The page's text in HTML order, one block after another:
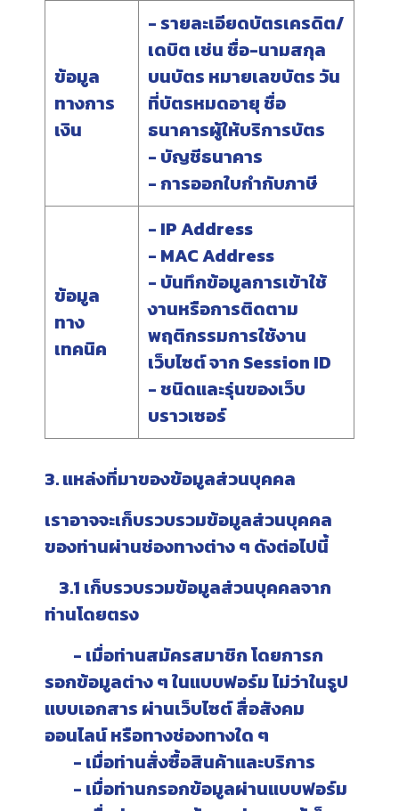
ข้อมูล
ทางการ
เงิน
- รายละเอียดบัตรเครดิต/
เดบิต เช่น ชื่อ-นามสกุล
บนบัตร หมายเลขบัตร วัน
ที่บัตรหมดอายุ ชื่อ
ธนาคารผู้ให้บริการบัตร
- บัญชีธนาคาร
- การออกใบกำกับภาษี
ข้อมูล
ทาง
เทคนิค
- IP Address
- MAC Address
- บันทึกข้อมูลการเข้าใช้
งานหรือการติดตาม
พฤติกรรมการใช้งาน
เว็บไซต์ จาก Session ID
- ชนิดและรุ่นของเว็บ
บราวเซอร์
3. แหล่งที่มาของข้อมูลส่วนบุคคล
เราอาจจะเก็บรวบรวมข้อมูลส่วนบุคคล
ของท่านผ่านช่องทางต่าง ๆ ดังต่อไปนี้
3.1 เก็บรวบรวมข้อมูลส่วนบุคคลจาก
ท่านโดยตรง
- เมื่อท่านสมัครสมาชิก โดยการก
รอกข้อมูลต่าง ๆ ในแบบฟอร์ม ไม่ว่าในรูป
แบบเอกสาร ผ่านเว็บไซต์ สื่อสังคม
ออนไลน์ หรือทางช่องทางใด ๆ
- เมื่อท่านสั่งซื้อสินค้าและบริการ
- เมื่อท่านกรอกข้อมูลผ่านแบบฟอร์ม